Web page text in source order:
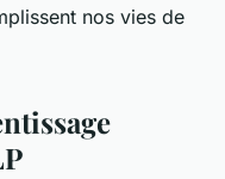
nos vies de